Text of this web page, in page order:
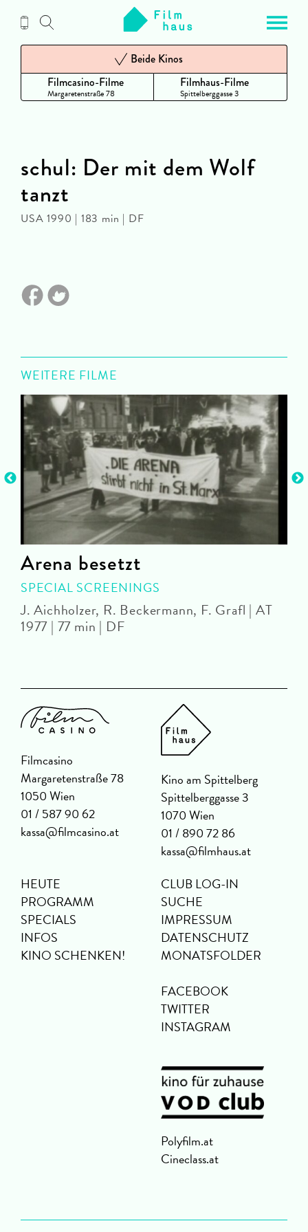
Inhalt
Filmcasino-Filme
Margaretenstraße 78
Beide Kinos
Filmhaus-Filme
Spittelberggasse 3
schul: Der mit dem Wolf
tanzt
USA 1990 | 183 min | DF
WEITERE FILME
Arena besetzt
SPECIAL SCREENINGS
J. Aichholzer, R. Beckermann, F. Grafl | AT
1977 | 77 min | DF
Filmcasino
Margaretenstraße 78
1050 Wien
01 / 587 90 62
kassa@filmcasino.at
Kino am Spittelberg
Spittelberggasse 3
1070 Wien
01 / 890 72 86
kassa@filmhaus.at
HEUTE
PROGRAMM
SPECIALS
INFOS
KINO SCHENKEN!
CLUB LOG-IN
SUCHE
IMPRESSUM
DATENSCHUTZ
MONATSFOLDER
FACEBOOK
TWITTER
INSTAGRAM
Polyfilm.at
Cineclass.at